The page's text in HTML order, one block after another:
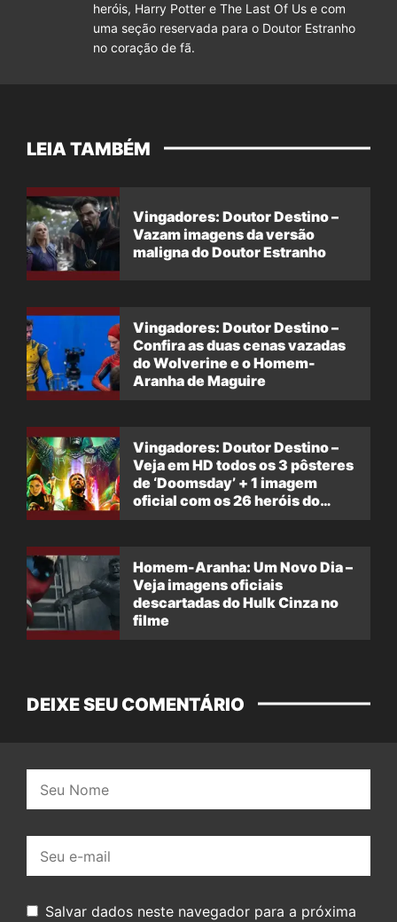
heróis, Harry Potter e The Last Of Us e com
uma seção reservada para o Doutor Estranho
no coração de fã.
LEIA TAMBÉM
Vingadores: Doutor Destino –
Vazam imagens da versão
maligna do Doutor Estranho
Vingadores: Doutor Destino –
Confira as duas cenas vazadas
do Wolverine e o Homem-
Aranha de Maguire
Vingadores: Doutor Destino –
Veja em HD todos os 3 pôsteres
de ‘Doomsday’ + 1 imagem
oficial com os 26 heróis do
Homem-Aranha: Um Novo Dia –
Veja imagens oficiais
descartadas do Hulk Cinza no
filme
DEIXE SEU COMENTÁRIO
mail:
Salvar dados neste navegador para a próxima